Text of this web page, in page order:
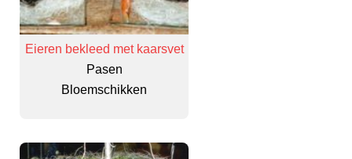
Eieren bekleed met kaarsvet
Pasen
Bloemschikken